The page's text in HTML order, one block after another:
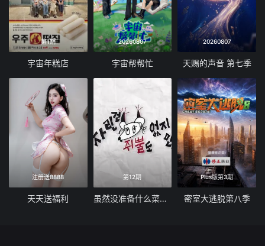
第1期
宇宙年糕店
20260807
宇宙帮帮忙
20260807
天赐的声音 第七季
注册送8888
天天送福利
第12期
虽然没准备什么菜第四季
Plus版第3期
密室大逃脱第八季